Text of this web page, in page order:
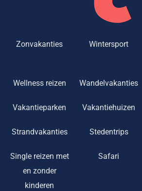
Zonvakanties Wintersport
Wellness reizen Wandelvakanties
Vakantieparken Vakantiehuizen
Strandvakanties Stedentrips
Single reizen met
en zonder
kinderen
Safari